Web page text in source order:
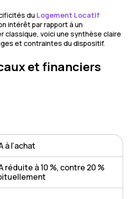
du Logement Locatif
intérêt par rapport à un
classique, voici une synthèse claire
et contraintes du dispositif.
et financiers
à l’achat
réduite à 10 %, contre 20 %